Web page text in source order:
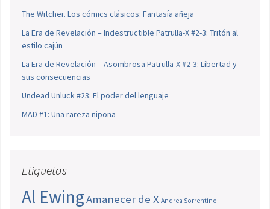
The Witcher. Los cómics clásicos: Fantasía añeja
La Era de Revelación – Indestructible Patrulla-X #2-3: Tritón al
estilo cajún
La Era de Revelación – Asombrosa Patrulla-X #2-3: Libertad y
sus consecuencias
Undead Unluck #23: El poder del lenguaje
MAD #1: Una rareza nipona
Etiquetas
Al EwingAmanecer de X Andrea Sorrentino